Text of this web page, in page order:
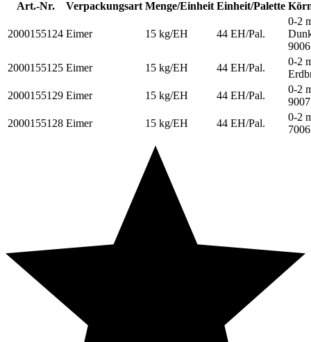
Art.-Nr. Verpackungsart Menge/Einheit Einheit/Palette
2000155124 Eimer 15 kg/EH 44 EH/Pal.
0-2
9006
2000155125 Eimer 15 kg/EH 44 EH/Pal.
0-2
2000155129 Eimer 15 kg/EH 44 EH/Pal.
0-2
9007
2000155128 Eimer 15 kg/EH 44 EH/Pal.
0-2
7006